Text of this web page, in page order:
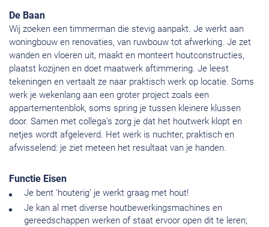
De Baan
Wij zoeken een timmerman die stevig aanpakt. Je werkt aan
woningbouw en renovaties, van ruwbouw tot afwerking. Je zet
wanden en vloeren uit, maakt en monteert houtconstructies,
plaatst kozijnen en doet maatwerk aftimmering. Je leest
tekeningen en vertaalt ze naar praktisch werk op locatie. Soms
werk je wekenlang aan een groter project zoals een
appartementenblok, soms spring je tussen kleinere klussen
door. Samen met collega’s zorg je dat het houtwerk klopt en
netjes wordt afgeleverd. Het werk is nuchter, praktisch en
afwisselend: je ziet meteen het resultaat van je handen.
Functie Eisen
Je bent ‘houterig’ je werkt graag met hout!
Je kan al met diverse houtbewerkingsmachines en
gereedschappen werken of staat ervoor open dit te leren;